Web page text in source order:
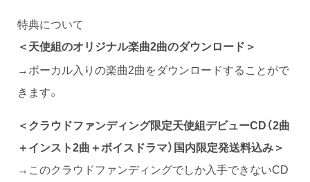
特典について
＜天使組のオリジナル楽曲2曲のダウンロード＞
→ボーカル入りの楽曲2曲をダウンロードすることがで
きます。
＜クラウドファンディング限定天使組デビューCD（2曲
＋インスト2曲＋ボイスドラマ）国内限定発送料込み＞
→このクラウドファンディングでしか入手できないCD